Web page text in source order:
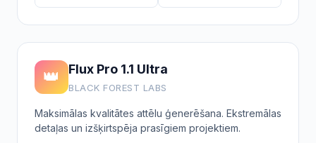
👑 Flux Pro 1.1 Ultra
BLACK FOREST LABS
Maksimālas kvalitātes attēlu ģenerēšana. Ekstremālas
detaļas un izšķirtspēja prasīgiem projektiem.